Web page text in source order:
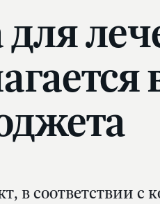
для
в соответствии